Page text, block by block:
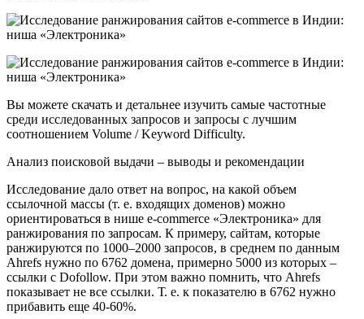
Вы можете скачать и детальнее изучить самые частотные
среди исследованных запросов и запросы с лучшим
соотношением Volume / Keyword Difficulty.
Анализ поисковой выдачи – выводы и рекомендации
Исследование дало ответ на вопрос, на какой объем
ссылочной массы (т. е. входящих доменов) можно
ориентироваться в нише e-commerce «Электроника» для
ранжирования по запросам. К примеру, сайтам, которые
ранжируются по 1000–2000 запросов, в среднем по данным
Ahrefs нужно по 6762 домена, примерно 5000 из которых –
ссылки с Dofollow. При этом важно помнить, что Ahrefs
показывает не все ссылки. Т. е. к показателю в 6762 нужно
прибавить еще 40-60%.